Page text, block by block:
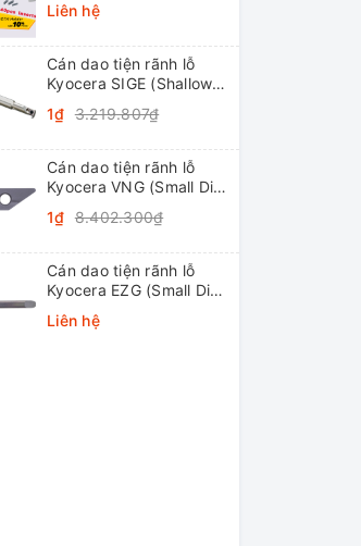
Liên hệ
Cán dao tiện rãnh lỗ
Kyocera SIGE (Shallow
1₫ 3.219.807₫
Cán dao tiện rãnh lỗ
Kyocera VNG (Small Dia.
System Tip-Bars)
1₫ 8.402.300₫
Cán dao tiện rãnh lỗ
Kyocera EZG (Small Dia.
Bars)
Liên hệ